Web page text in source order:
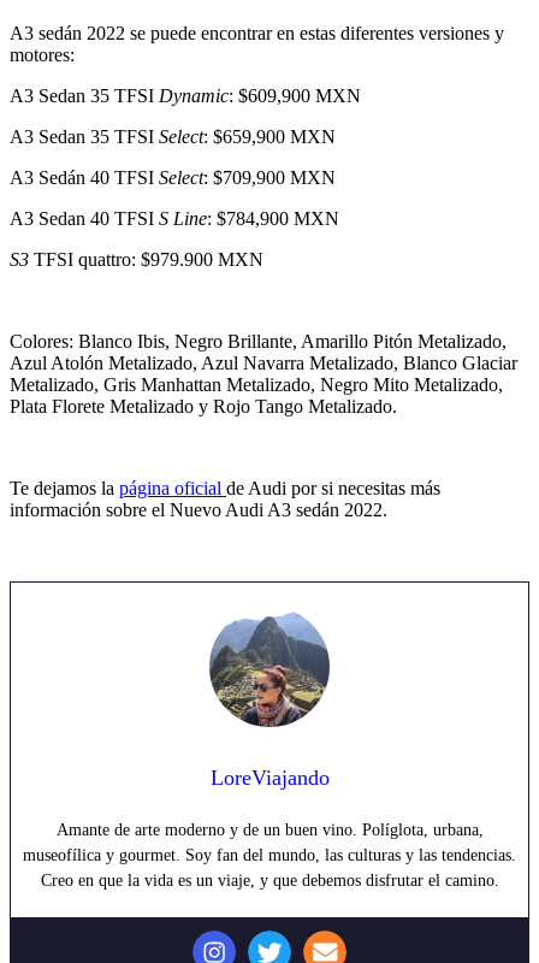
A3 sedán 2022 se puede encontrar en estas diferentes versiones y
motores:
A3 Sedan 35 TFSI Dynamic: $609,900 MXN
A3 Sedan 35 TFSI Select: $659,900 MXN
A3 Sedán 40 TFSI Select: $709,900 MXN
A3 Sedan 40 TFSI S Line: $784,900 MXN
S3 TFSI quattro: $979.900 MXN
Colores: Blanco Ibis, Negro Brillante, Amarillo Pitón Metalizado,
Azul Atolón Metalizado, Azul Navarra Metalizado, Blanco Glaciar
Metalizado, Gris Manhattan Metalizado, Negro Mito Metalizado,
Plata Florete Metalizado y Rojo Tango Metalizado.
Te dejamos la página oficial de Audi por si necesitas más
información sobre el Nuevo Audi A3 sedán 2022.
LoreViajando
Amante de arte moderno y de un buen vino. Políglota, urbana,
museofílica y gourmet. Soy fan del mundo, las culturas y las tendencias.
Creo en que la vida es un viaje, y que debemos disfrutar el camino.